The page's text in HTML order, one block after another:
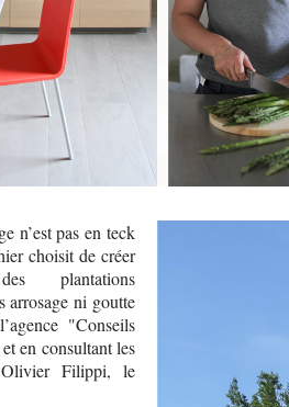
n’est pas en teck
choisit de créer
plantations
arrosage ni goutte
"Conseils
en consultant les
Filippi, le